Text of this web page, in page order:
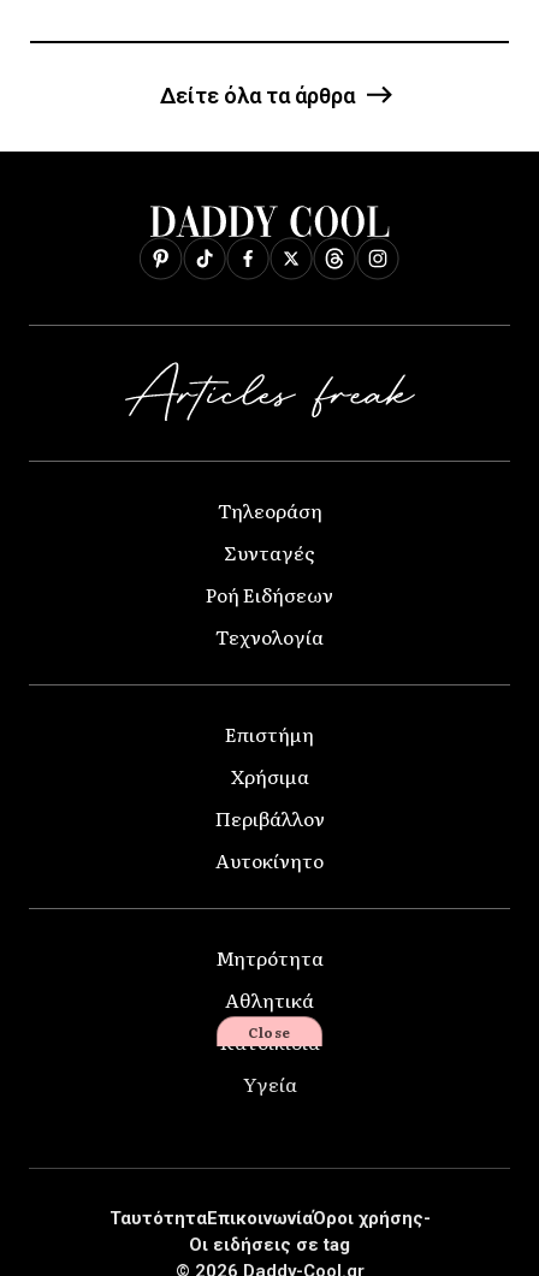
Δείτε όλα τα άρθρα
Τηλεοράση
Συνταγές
Ροή Ειδήσεων
Τεχνολογία
Επιστήμη
Χρήσιμα
Περιβάλλον
Αυτοκίνητο
Μητρότητα
Αθλητικά
Κατοικίδια
Υγεία
© 2026 Daddy-Cool.gr
ΤαυτότηταΕπικοινωνίαΌροι χρήσης-
Οι ειδήσεις σε tag
Close